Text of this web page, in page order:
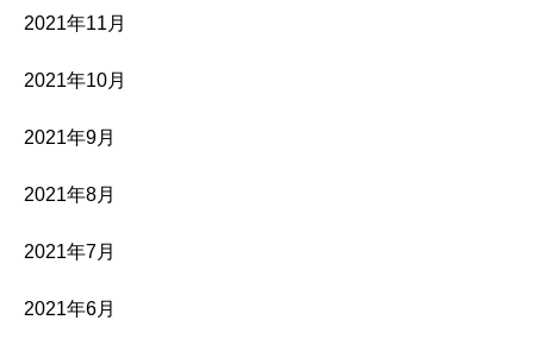
2021年11月
2021年10月
2021年9月
2021年8月
2021年7月
2021年6月